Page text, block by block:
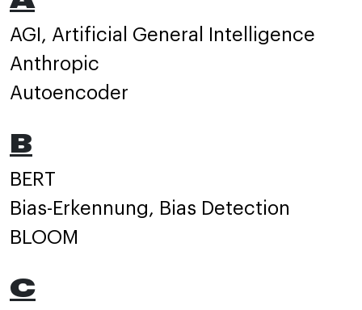
AGI, Artificial General Intelligence
Anthropic
Autoencoder
B
BERT
Bias-Erkennung, Bias Detection
BLOOM
C